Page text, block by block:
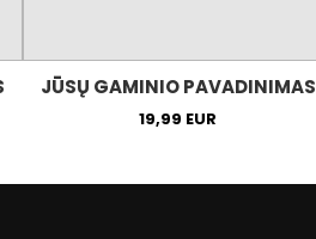
JŪSŲ GAMINIO PAVADINIMAS
19,99 EUR